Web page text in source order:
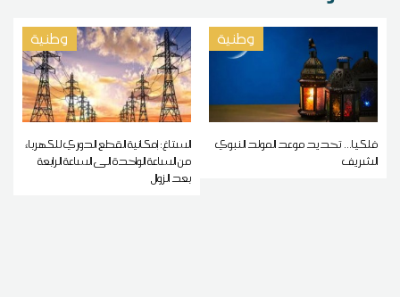
وطنية
فلكيا... تحديد موعد المولد النبوي
الشريف
وطنية
الستاغ: إمكانية القطع الدوري للكهرباء
من الساعة الواحدة الى الساعة الرابعة
بعد الزوال